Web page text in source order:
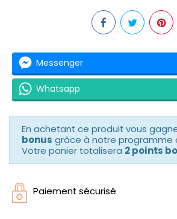
Messenger
Whatsapp
En achetant ce produit vous
bonus grâce à notre programme
Votre panier totalisera 2 points
Paiement sécurisé